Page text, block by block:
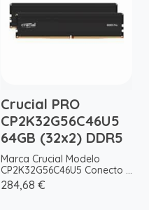
Crucial PRO
CP2K32G56C46U5
64GB (32x2) DDR5
Marca Crucial Modelo
CP2K32G56C46U5 Conecto ...
284,68 €